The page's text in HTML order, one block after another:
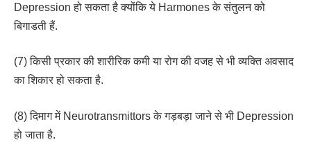
Depression हो सकता है क्योंकि ये Harmones के संतुलन को
बिगाडती हैं.
(7) किसी प्रकार की शारीरिक कमी या रोग की वजह से भी व्यक्ति अवसाद
का शिकार हो सकता है.
(8) दिमाग में Neurotransmittors के गड़बड़ा जाने से भी Depression
हो जाता है.